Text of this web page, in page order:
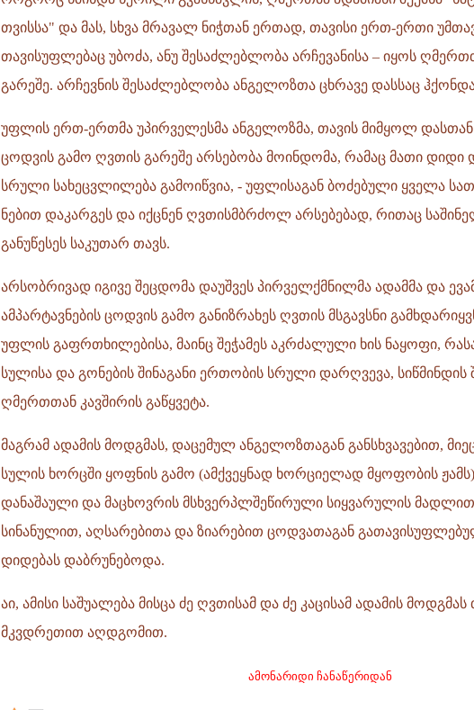
როგორც
წმინდა
წერილი
გვასწავლის,
ადამიანი
შექმნა
ხატად
და
მსგავსად
თვისსა
მას,
სხვა
თვისსა" და მას, სხვა მრავალ ნიჭთან ერთად, თავისი ერთ-ერთი
თავისუფლებაც უბოძა, ანუ შესაძლებლობა არჩევანისა – იყოს
გარეშე. არჩევნის შესაძლებლობა ანგელოზთა ცხრავე დასსაც
უფლის ერთ-ერთმა უპირველესმა ანგელოზმა, თავის მიმყოლ დასთან
ცოდვის გამო ღვთის გარეშე არსებობა მოინდომა, რამაც მათი დიდი
სრული სახეცვლილება გამოიწვია, - უფლისაგან ბოძებული ყველა
ნებით დაკარგეს და იქცნენ ღვთისმბრძოლ არსებებად, რითაც
განუწესეს საკუთარ თავს.
არსობრივად იგივე შეცდომა დაუშვეს პირველქმნილმა ადამმა და
ამპარტავნების ცოდვის გამო განიზრახეს ღვთის მსგავსნი
უფლის გაფრთხილებისა, მაინც შეჭამეს აკრძალული ხის ნაყოფი,
სულისა და გონების შინაგანი ერთობის სრული დარღვევა,
ღმერთთან კავშირის გაწყვეტა.
მაგრამ ადამის მოდგმას, დაცემულ ანგელოზთაგან განსხვავებით,
სულის ხორცში ყოფნის გამო (ამქვეყნად ხორციელად მყოფობის
დანაშაული და მაცხოვრის მსხვერპლშეწირული სიყვარულის
სინანულით, აღსარებითა და ზიარებით ცოდვათაგან
დიდებას დაბრუნებოდა.
აი, ამისი საშუალება მისცა ძე ღვთისამ და ძე კაცისამ ადამის
მკვდრეთით აღდგომით.
ამონარიდი ჩანაწერიდან